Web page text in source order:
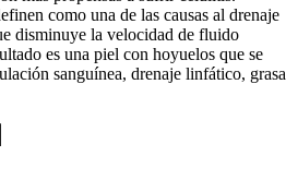
como una de las causas al drenaje
disminuye la velocidad de fluido
es una piel con hoyuelos que se
sanguínea, drenaje linfático, grasa